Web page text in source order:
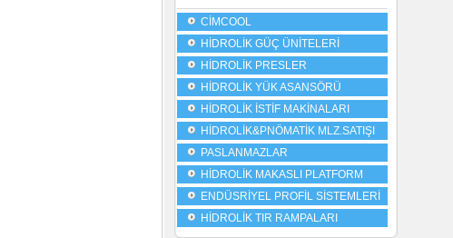
CİMCOOL
HİDROLİK GÜÇ ÜNİTELERİ
HİDROLİK PRESLER
HİDROLİK YÜK ASANSÖRÜ
HİDROLİK İSTİF MAKİNALARI
HİDROLİK&PNÖMATİK MLZ.SATIŞI
PASLANMAZLAR
HİDROLİK MAKASLI PLATFORM
ENDÜSRİYEL PROFİL SİSTEMLERİ
HİDROLİK TIR RAMPALARI